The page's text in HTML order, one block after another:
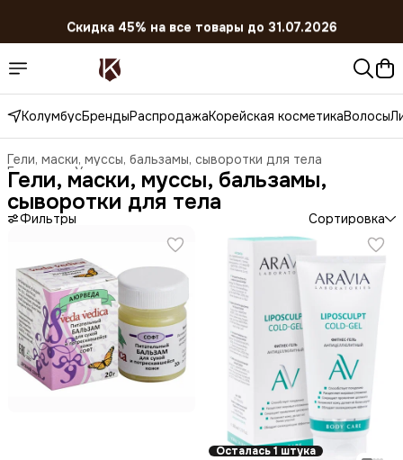
Скидка 45% на все товары до 31.07.2026
КолумбусБрендыРаспродажаКорейская косметикаВолосы
Гели, маски, муссы, бальзамы, сыворотки для тела
Уход за телом ›
Главная
Гели, маски, муссы, бальзамы,
сыворотки для тела
Фильтры Сортировка
Осталась 1 штука